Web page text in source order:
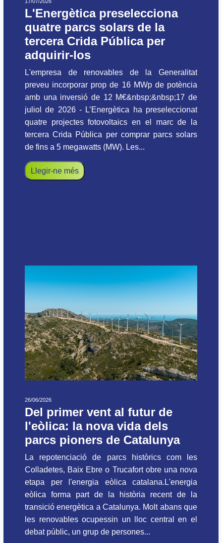
L'Energètica preselecciona
quatre parcs solars de la
tercera Crida Pública per
adquirir-los
L'empresa de renovables de la Generalitat
preveu incorporar prop de 16 MWp de potència
amb una inversió de 12 M€&nbsp;&nbsp;17 de
juliol de 2026 - L’Energètica ha preseleccionat
quatre projectes fotovoltaics en el marc de la
tercera Crida Pública per comprar parcs solars
de fins a 5 megawatts (MW). Les...
Llegir-ne més
26/06/2026
Del primer vent al futur de
l'eòlica: la nova vida dels
parcs pioners de Catalunya
La repotenciació de parcs històrics com les
Colladetes, Baix Ebre o Trucafort obre una nova
etapa per l'energia eòlica catalana.L'energia
eòlica forma part de la història recent de la
transició energètica a Catalunya. Molt abans que
les renovables ocupessin un lloc central en el
debat públic, un grup de persones...